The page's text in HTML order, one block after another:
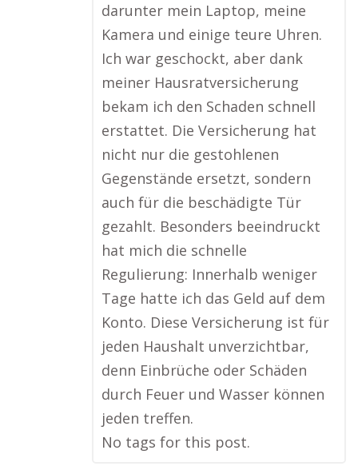
darunter mein Laptop, meine
Kamera und einige teure Uhren.
Ich war geschockt, aber dank
meiner Hausratversicherung
bekam ich den Schaden schnell
erstattet. Die Versicherung hat
nicht nur die gestohlenen
Gegenstände ersetzt, sondern
auch für die beschädigte Tür
gezahlt. Besonders beeindruckt
hat mich die schnelle
Regulierung: Innerhalb weniger
Tage hatte ich das Geld auf dem
Konto. Diese Versicherung ist für
jeden Haushalt unverzichtbar,
denn Einbrüche oder Schäden
durch Feuer und Wasser können
jeden treffen.
No tags for this post.